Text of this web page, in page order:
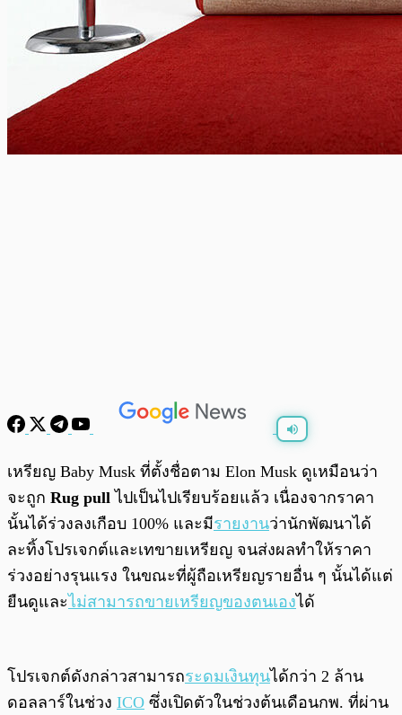
/
เหรียญ Baby Musk ที่ตั้งชื่อตาม Elon Musk ดูเหมือนว่า
จะถูก Rug pull ไปเป็นไปเรียบร้อยแล้ว เนื่องจากราคา
นั้นได้ร่วงลงเกือบ 100% และมีรายงานว่านักพัฒนาได้
ละทิ้งโปรเจกต์และเทขายเหรียญ จนส่งผลทำให้ราคา
ร่วงอย่างรุนแรง ในขณะที่ผู้ถือเหรียญรายอื่น ๆ นั้นได้แต่
ยืนดูและไม่สามารถขายเหรียญของตนเองได้
โปรเจกต์ดังกล่าวสามารถระดมเงินทุนได้กว่า 2 ล้าน
ดอลลาร์ในช่วง ICO ซึ่งเปิดตัวในช่วงต้นเดือนกพ. ที่ผ่าน